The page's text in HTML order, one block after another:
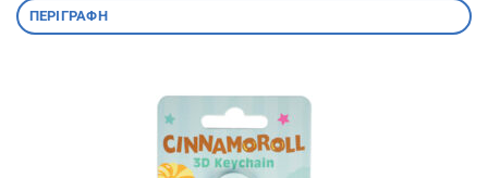
ΠΕΡΙΓΡΑΦΉ